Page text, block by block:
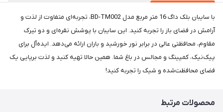
با سایبان بلک داگ 16 متر مربع مدل BD-TM002، تجربه‌ای متفاوت از لذت و
آرامش در فضای باز را تجربه کنید. این سایبان با پوشش نقره‌ای و دو تیرک
مقاوم، محافظتی عالی در برابر نور خورشید و باران ارائه می‌دهد. ایده‌آل برای
پیک‌نیک، کمپینگ و مجالس در باغ شما. همین حالا تهیه کنید و لذت برپایی یک
فضای محافظت‌شده و شیک را تجربه کنید!
محصولات مرتبط